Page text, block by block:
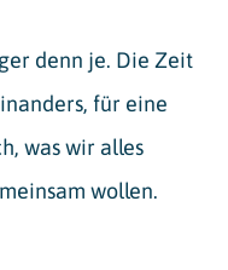
denn je. Die Zeit
für eine
was wir alles
wollen.